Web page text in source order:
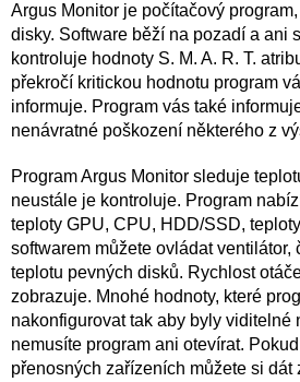
Argus Monitor je počítačový
disky. Software běží na pozadí a ani
kontroluje hodnoty S. M. A. R. T.
překročí kritickou hodnotu program
informuje. Program vás také
nenávratné poškození některého z
Program Argus Monitor sleduje
neustále je kontroluje. Program
teploty GPU, CPU, HDD/SSD,
softwarem můžete ovládat ventilátor,
teplotu pevných disků. Rychlost
zobrazuje. Mnohé hodnoty, které
nakonfigurovat tak aby byly viditelné
nemusíte program ani otevírat.
přenosných zařízeních můžete si dát